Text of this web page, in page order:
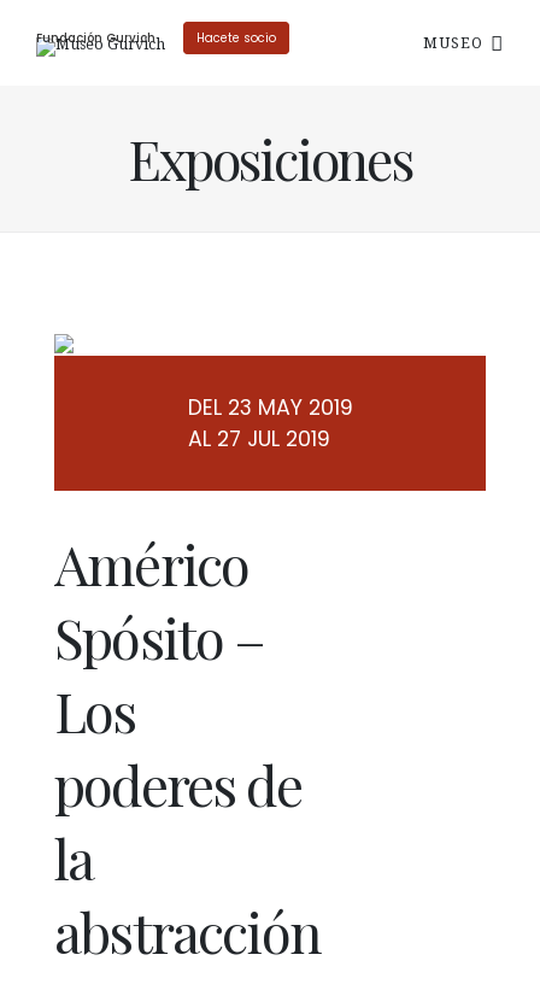
Fundación Gurvich Hacete socio MUSEO
Exposiciones
Américo
Spósito –
Los
poderes de
la
abstracción
DEL 23 MAY 2019
AL 27 JUL 2019